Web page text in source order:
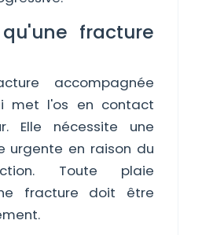
fracture
accompagnée
met l'os en contact
Elle nécessite une
urgente en raison du
Toute plaie
fracture doit être